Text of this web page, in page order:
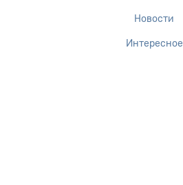
Новости
Интересное